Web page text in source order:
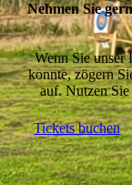
Nehmen Sie
Wenn Sie unser
konnte, zögern
auf. Nutzen
Tickets buchen